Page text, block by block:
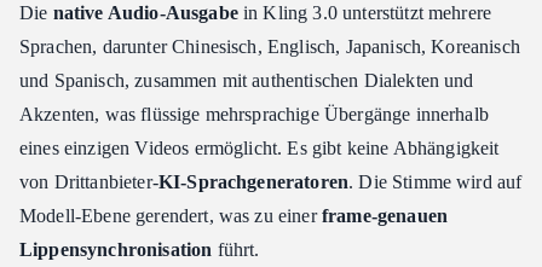
Die native Audio-Ausgabein Kling 3.0 unterstützt mehrere
Sprachen, darunter Chinesisch, Englisch, Japanisch, Koreanisch
und Spanisch, zusammen mit authentischen Dialekten und
Akzenten, was flüssige mehrsprachige Übergänge innerhalb
eines einzigen Videos ermöglicht. Es gibt keine Abhängigkeit
von Drittanbieter-KI-Sprachgeneratoren. Die Stimme wird auf
Modell-Ebene gerendert, was zu einerframe-genauen
Lippensynchronisation führt.